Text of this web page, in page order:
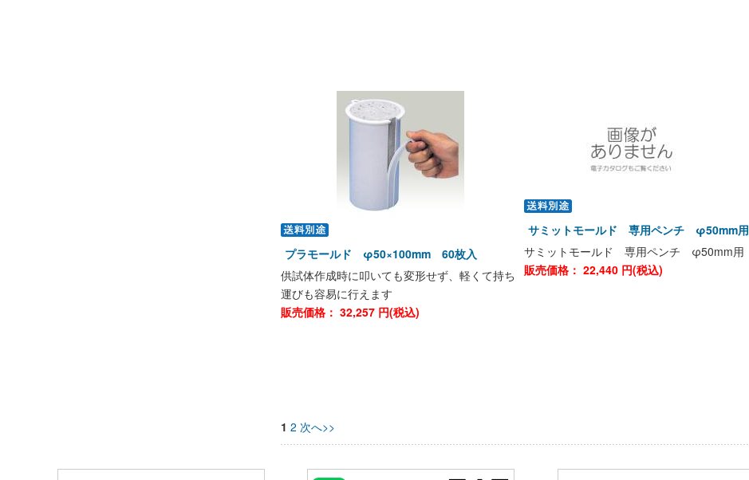
プラモールド φ50×100mm 60枚入
供試体作成時に叩いても変形せず、軽くて持ち
運びも容易に行えます
販売価格： 32,257 円(税込)
サミットモールド 専用ペンチ φ50mm用
サミットモールド 専用ペンチ φ50mm用
販売価格： 22,440 円(税込)
1 2 次へ>>